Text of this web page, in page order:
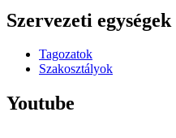
Szervezeti egységek
Tagozatok
Szakosztályok
Youtube